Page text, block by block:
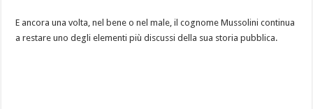
E ancora una volta, nel bene o nel male, il cognome Mussolini continua
a restare uno degli elementi più discussi della sua storia pubblica.